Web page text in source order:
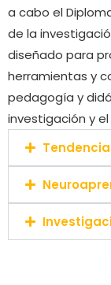
a cabo el
de la
diseñado para
herramientas y
pedagogía y
investigación y